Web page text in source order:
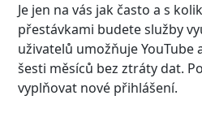
Je jen na vás jak často a s
přestávkami budete služby
uživatelů umožňuje
šesti měsíců bez ztráty dat.
vyplňovat nové přihlášení.